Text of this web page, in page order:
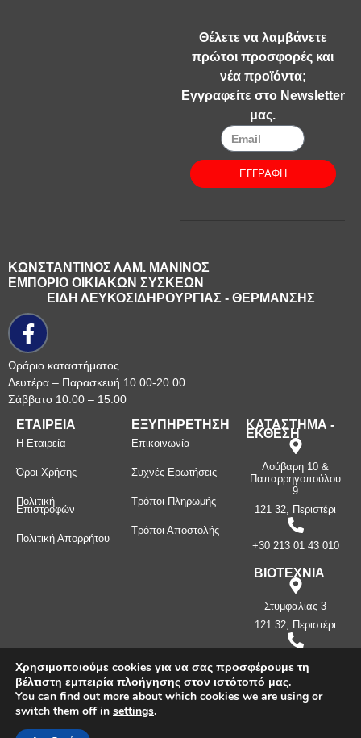
Θέλετε να λαμβάνετε
πρώτοι προσφορές και
νέα προϊόντα;
Εγγραφείτε στο Newsletter
μας.
ΕΓΓΡΑΦΗ
ΚΩΝΣΤΑΝΤΙΝΟΣ ΛΑΜ. ΜΑΝΙΝΟΣ
ΕΜΠΟΡΙΟ ΟΙΚΙΑΚΩΝ ΣΥΣΚΕΩΝ
ΕΙΔΗ ΛΕΥΚΟΣΙΔΗΡΟΥΡΓΙΑΣ - ΘΕΡΜΑΝΣΗΣ
Ωράριο καταστήματος
Δευτέρα – Παρασκευή 10.00-20.00
Σάββατο 10.00 – 15.00
ΕΤΑΙΡΕΙΑ
Η Εταιρεία
Όροι Χρήσης
Πολιτική
Επιστροφών
Πολιτική Απορρήτου
ΕΞΥΠΗΡΕΤΗΣΗ
Επικοινωνία
Συχνές Ερωτήσεις
Τρόποι Πληρωμής
Τρόποι Αποστολής
ΚΑΤΑΣΤΗΜΑ -
ΕΚΘΕΣΗ
Λούβαρη 10 &
Παπαρρηγοπούλου
9
121 32, Περιστέρι
+30 213 01 43 010
ΒΙΟΤΕΧΝΙΑ
Στυμφαλίας 3
121 32, Περιστέρι
397
Πνευματικά δικαιώματα ©2026
Λευκοσιδηρουργία. Με την επιφύλαξη παντός δικαιώματος.
Χρησιμοποιούμε cookies για να σας προσφέρουμε τη
βέλτιστη εμπειρία πλοήγησης στον ιστότοπό μας.
You can find out more about which cookies we are using or
switch them off in settings.